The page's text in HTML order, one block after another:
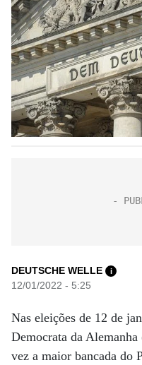
DEUTSCHE WELLE i
12/01/2022 - 5:25
Nas eleições de 12 de
Democrata da
vez a maior bancada do